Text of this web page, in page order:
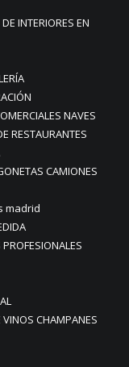
INTERIORES EN
NAVES
RESTAURANTES
CAMIONES
madrid
VINOS CHAMPANES